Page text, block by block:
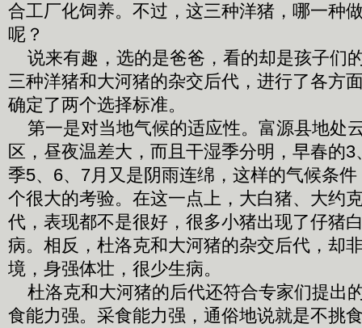
合工厂化饲养。不过，这三种洋猪，哪一种
呢？
说来有趣，选的是爸爸，看的却是孩子们
三种洋猪和大河猪的杂交后代，进行了各方
确定了两个选择标准。
第一是对当地气候的适应性。富源县地处
区，昼夜温差大，而且干湿季分明，早春的
季5、6、7月又是阴雨连绵，这样的气候条
个很大的考验。在这一点上，大白猪、大约
代，表现都不是很好，很多小猪出现了仔猪
病。相反，杜洛克和大河猪的杂交后代，却
境，身强体壮，很少生病。
杜洛克和大河猪的后代还符合专家们提
食能力强。采食能力强，通俗地说就是不挑